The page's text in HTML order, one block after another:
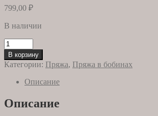
799,00 ₽
В наличии
Количество
товара
Lana
Gatto
HARMONY
14194
NATURALE/NOVATE
В корзину
Категории: Пряжа, Пряжа в бобинах
Описание
Описание